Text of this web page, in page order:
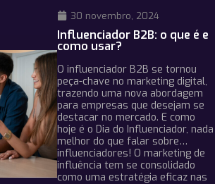
30 novembro, 2024
Influenciador B2B: o que é e
como usar?
O influenciador B2B se tornou
peça-chave no marketing digital,
trazendo uma nova abordagem
para empresas que desejam se
destacar no mercado. E como
hoje é o Dia do Influenciador, nada
melhor do que falar sobre…
influenciadores! O marketing de
influência tem se consolidado
como uma estratégia eficaz nas